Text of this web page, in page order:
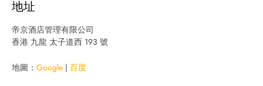
地址
帝京酒店管理有限公司
香港 九龍 太子道西 193 號
地圖： Google 百度